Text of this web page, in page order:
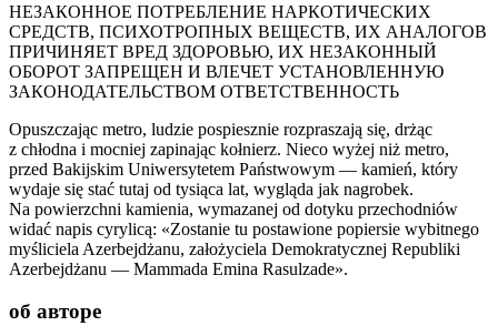
НЕЗАКОННОЕ ПОТРЕБЛЕНИЕ НАРКОТИЧЕСКИХ
СРЕДСТВ, ПСИХОТРОПНЫХ ВЕЩЕСТВ, ИХ АНАЛОГОВ
ПРИЧИНЯЕТ ВРЕД ЗДОРОВЬЮ, ИХ НЕЗАКОННЫЙ
ОБОРОТ ЗАПРЕЩЕН И ВЛЕЧЕТ УСТАНОВЛЕННУЮ
ЗАКОНОДАТЕЛЬСТВОМ ОТВЕТСТВЕННОСТЬ
Opuszczając metro, ludzie pospiesznie rozpraszają się, drżąc
z chłodna i mocniej zapinając kołnierz. Nieco wyżej niż metro,
przed Bakijskim Uniwersytetem Państwowym — kamień, który
wydaje się stać tutaj od tysiąca lat, wygląda jak nagrobek.
Na powierzchni kamienia, wymazanej od dotyku przechodniów
widać napis cyrylicą: «Zostanie tu postawione popiersie wybitnego
myśliciela Azerbejdżanu, założyciela Demokratycznej Republiki
Azerbejdżanu — Mammada Emina Rasulzade».
об авторе